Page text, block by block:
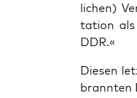
lichen)
ta­tion als
DDR.«
Diesen
bran­nten